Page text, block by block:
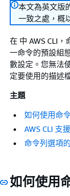
本文為英文版
一致之處，概
在 中 AWS CLI
一命令的預設組
數設定。您無法
定要使用的描述
主題
如何使用命
AWS CLI 支
命令列選項
如何使用